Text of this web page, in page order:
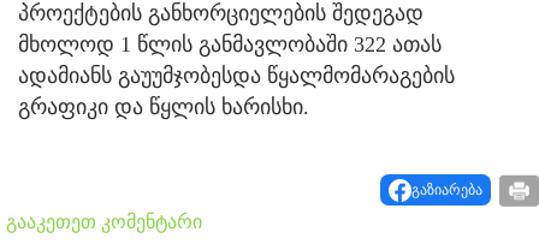
პროექტების განხორციელების შედეგად
მხოლოდ 1 წლის განმავლობაში 322 ათას
ადამიანს გაუუმჯობესდა წყალმომარაგების
გრაფიკი და წყლის ხარისხი.
გაზიარება
გააკეთეთ კომენტარი